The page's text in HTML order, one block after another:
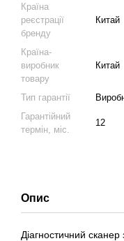
Країна
реєстрації
бренду
Китай
Країна-
виробник
товару
Китай
Тип гарантії
Гарантійний
термін, міс.
12
Опис
Діагностичний